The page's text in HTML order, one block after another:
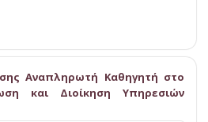
Αναπληρωτή Καθηγητή στο
και Διοίκηση Υπηρεσιών